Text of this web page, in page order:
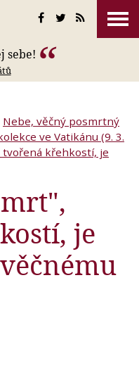
sebe!
Nebe, věčný posmrtný
ve Vatikánu (9. 3.
křehkostí, je
je